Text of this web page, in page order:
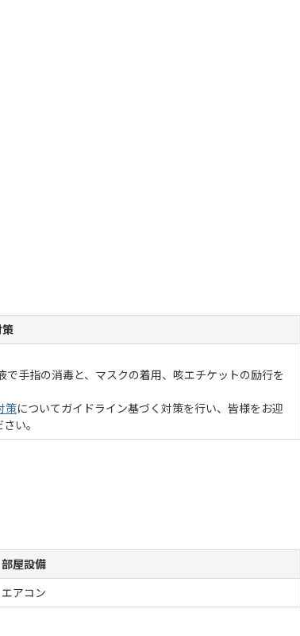
手指の消毒と、マスクの着用、咳エチケットの励行を
策についてガイドライン基づく対策を行い、皆様をお迎
い。
部屋設備
エアコン